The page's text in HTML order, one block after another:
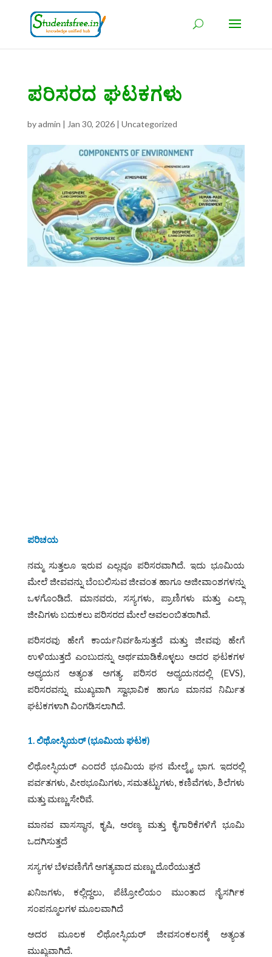
ಪರಿಸರದ ಘಟಕಗಳು
byadmin | Jan 30, 2026| Uncategorized
ಪರಿಚಯ
ನಮ್ಮ ಸುತ್ತಲೂ ಇರುವ ಎಲ್ಲವೂ ಪರಿಸರವಾಗಿದೆ. ಇದು ಭೂಮಿಯ
ಮೇಲೆ ಜೀವವನ್ನು ಬೆಂಬಲಿಸುವ ಜೀವಂತ ಹಾಗೂ ಅಜೀವಾಂಶಗಳನ್ನು
ಒಳಗೊಂಡಿದೆ. ಮಾನವರು, ಸಸ್ಯಗಳು, ಪ್ರಾಣಿಗಳು ಮತ್ತು ಎಲ್ಲಾ
ಜೀವಿಗಳು ಬದುಕಲು ಪರಿಸರದ ಮೇಲೆ ಅವಲಂಬಿತರಾಗಿವೆ.
ಪರಿಸರವು ಹೇಗೆ ಕಾರ್ಯನಿರ್ವಹಿಸುತ್ತದೆ ಮತ್ತು ಜೀವವು ಹೇಗೆ
ಉಳಿಯುತ್ತದೆ ಎಂಬುದನ್ನು ಅರ್ಥಮಾಡಿಕೊಳ್ಳಲು ಅದರ ಘಟಕಗಳ
ಅಧ್ಯಯನ ಅತ್ಯಂತ ಅಗತ್ಯ. ಪರಿಸರ ಅಧ್ಯಯನದಲ್ಲಿ (EVS),
ಪರಿಸರವನ್ನು ಮುಖ್ಯವಾಗಿ ಸ್ವಾಭಾವಿಕ ಹಾಗೂ ಮಾನವ ನಿರ್ಮಿತ
ಘಟಕಗಳಾಗಿ ವಿಂಗಡಿಸಲಾಗಿದೆ.
1. ಲಿಥೋಸ್ಫಿಯರ್ (ಭೂಮಿಯ ಘಟಕ)
ಲಿಥೋಸ್ಫಿಯರ್ ಎಂದರೆ ಭೂಮಿಯ ಘನ ಮೇಲ್ಮೈ ಭಾಗ. ಇದರಲ್ಲಿ
ಪರ್ವತಗಳು, ಪೀಠಭೂಮಿಗಳು, ಸಮತಟ್ಟುಗಳು, ಕಣಿವೆಗಳು, ಶಿಲೆಗಳು
ಮತ್ತು ಮಣ್ಣು ಸೇರಿವೆ.
ಮಾನವ ವಾಸಸ್ಥಾನ, ಕೃಷಿ, ಅರಣ್ಯ ಮತ್ತು ಕೈಗಾರಿಕೆಗಳಿಗೆ ಭೂಮಿ
ಒದಗಿಸುತ್ತದೆ
ಸಸ್ಯಗಳ ಬೆಳವಣಿಗೆಗೆ ಅಗತ್ಯವಾದ ಮಣ್ಣು ದೊರೆಯುತ್ತದೆ
ಖನಿಜಗಳು, ಕಲ್ಲಿದ್ದಲು, ಪೆಟ್ರೋಲಿಯಂ ಮುಂತಾದ ನೈಸರ್ಗಿಕ
ಸಂಪನ್ಮೂಲಗಳ ಮೂಲವಾಗಿದೆ
ಅದರ ಮೂಲಕ ಲಿಥೋಸ್ಫಿಯರ್ ಜೀವಸಂಕಲನಕ್ಕೆ ಅತ್ಯಂತ
ಮುಖ್ಯವಾಗಿದೆ.